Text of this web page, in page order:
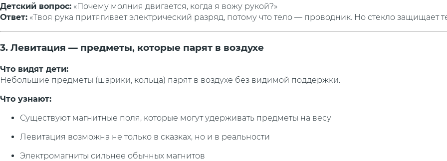
Детский вопрос: «Почему молния двигается, когда я вожу рукой?»
Ответ: «Твоя рука притягивает электрический разряд, потому что тело — проводник. Но стекло защищает
3. Левитация — предметы, которые парят в воздухе
Что видят дети:
Небольшие предметы (шарики, кольца) парят в воздухе без видимой поддержки.
Что узнают:
Существуют магнитные поля, которые могут удерживать предметы на весу
Левитация возможна не только в сказках, но и в реальности
Электромагниты сильнее обычных магнитов